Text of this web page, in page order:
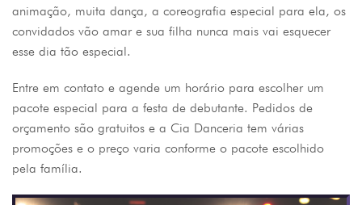
animação, muita dança, a coreografia especial para ela, os
convidados vão amar e sua filha nunca mais vai esquecer
esse dia tão especial.
Entre em contato e agende um horário para escolher um
pacote especial para a festa de debutante. Pedidos de
orçamento são gratuitos e a Cia Danceria tem várias
promoções e o preço varia conforme o pacote escolhido
pela família.